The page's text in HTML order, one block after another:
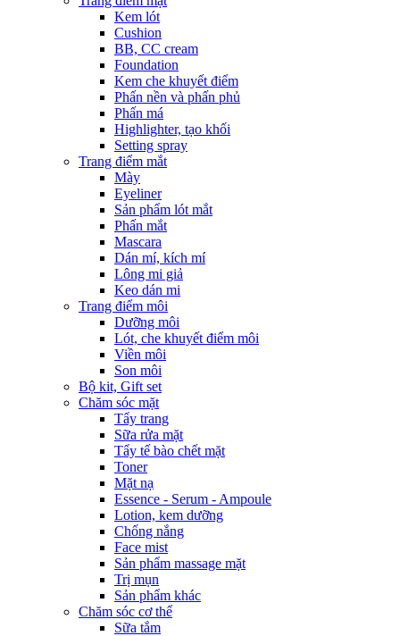
Kem lót
Cushion
BB, CC cream
Foundation
Kem che khuyết điểm
Phấn nền và phấn phủ
Phấn má
Highlighter, tạo khối
Setting spray
Trang điểm mắt
Mày
Eyeliner
Sản phẩm lót mắt
Phấn mắt
Mascara
Dán mí, kích mí
Lông mi giả
Keo dán mi
Trang điểm môi
Dưỡng môi
Lót, che khuyết điểm môi
Viền môi
Son môi
Bộ kit, Gift set
Chăm sóc mặt
Tẩy trang
Sữa rửa mặt
Tẩy tế bào chết mặt
Toner
Mặt nạ
Essence - Serum - Ampoule
Lotion, kem dưỡng
Chống nắng
Face mist
Sản phẩm massage mặt
Trị mụn
Sản phẩm khác
Chăm sóc cơ thể
Sữa tắm